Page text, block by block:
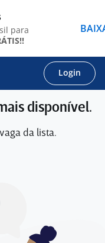
Login
disponível.
da lista.
para